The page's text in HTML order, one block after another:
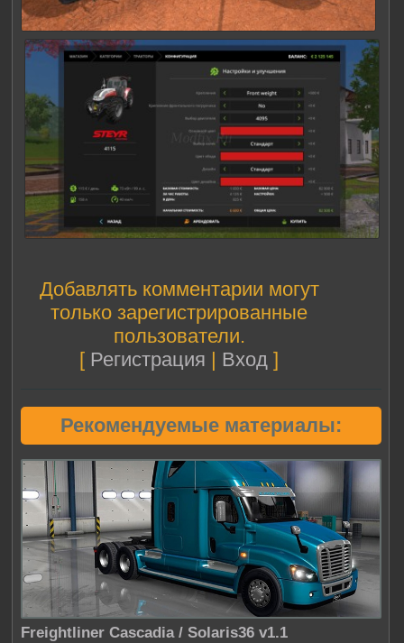
Добавлять комментарии могут
только зарегистрированные
пользователи.
[ Регистрация | Вход ]
Рекомендуемые материалы:
Freightliner Cascadia / Solaris36 v1.1